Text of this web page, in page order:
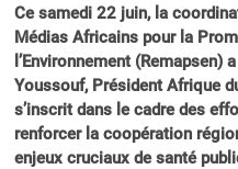
Ce samedi 22 juin, la
Médias Africains pour la
l’Environnement (Remapsen)
Youssouf, Président Afrique
s’inscrit dans le cadre des
renforcer la coopération
enjeux cruciaux de santé